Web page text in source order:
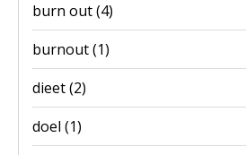
burn out(4)
burnout(1)
dieet(2)
doel (1)